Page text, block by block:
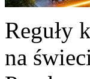
Reguły
na